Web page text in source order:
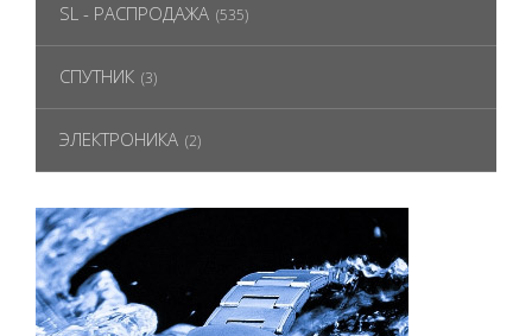
SL - РАСПРОДАЖА (535)
СПУТНИК (3)
ЭЛЕКТРОНИКА (2)